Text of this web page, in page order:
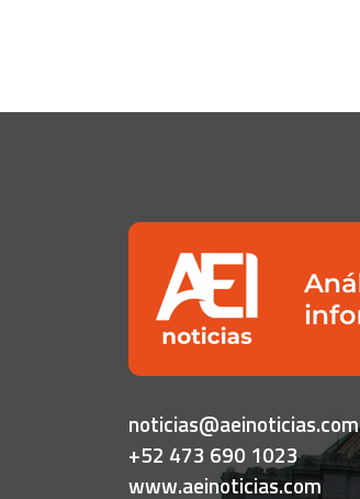
noticias@aeinoticias.com
+52 473 690 1023
www.aeinoticias.com